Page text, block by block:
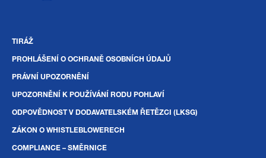
TIRÁŽ
PROHLÁŠENÍ O OCHRANĚ OSOBNÍCH ÚDAJŮ
PRÁVNÍ UPOZORNĚNÍ
UPOZORNĚNÍ K POUŽÍVÁNÍ RODU POHLAVÍ
ODPOVĚDNOST V DODAVATELSKÉM ŘETĚZCI (LKSG)
ZÁKON O WHISTLEBLOWERECH
COMPLIANCE – SMĚRNICE